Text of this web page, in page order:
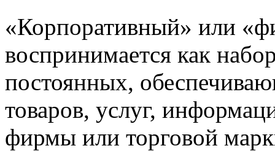
«Корпоративный» или
воспринимается как
постоянных,
товаров, услуг,
фирмы или торговой